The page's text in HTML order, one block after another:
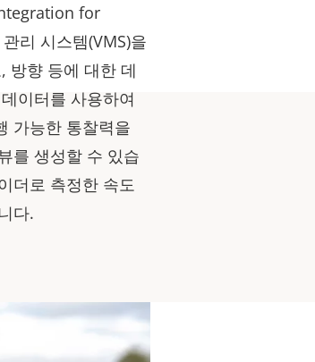
for
리 시스템(VMS)을
방향 등에 대한 데
이터를 사용하여
가능한 통찰력을
를 생성할 수 있습
더로 측정한 속도
다.